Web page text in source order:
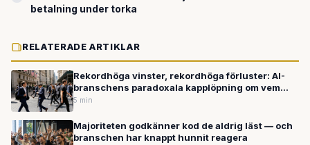
betalning under torka
RELATERADE ARTIKLAR
Rekordhöga vinster, rekordhöga förluster: AI-
branschens paradoxala kapplöpning om vem
som investerar mest
5 min
Majoriteten godkänner kod de aldrig läst — och
branschen har knappt hunnit reagera